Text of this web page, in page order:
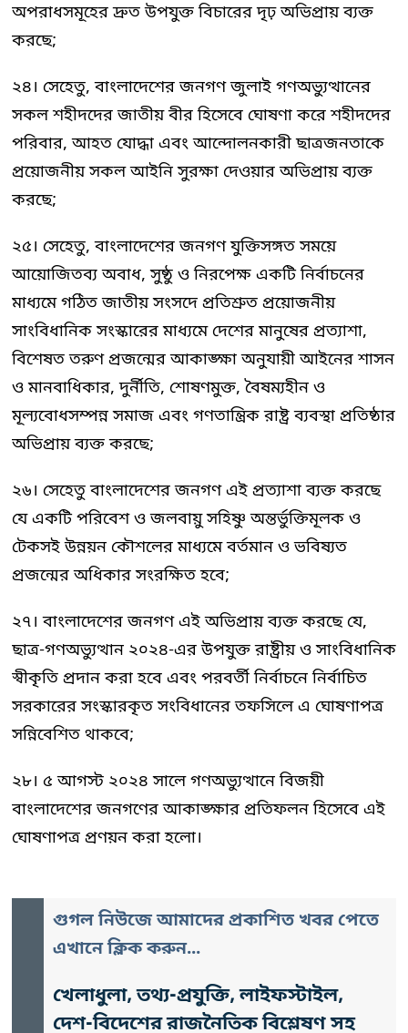
অপরাধসমূহের দ্রুত উপযুক্ত বিচারের দৃঢ় অভিপ্রায় ব্যক্ত
করছে;
২৪। সেহেতু, বাংলাদেশের জনগণ জুলাই গণঅভ্যুত্থানের
সকল শহীদদের জাতীয় বীর হিসেবে ঘোষণা করে শহীদদের
পরিবার, আহত যোদ্ধা এবং আন্দোলনকারী ছাত্রজনতাকে
প্রয়োজনীয় সকল আইনি সুরক্ষা দেওয়ার অভিপ্রায় ব্যক্ত
করছে;
২৫। সেহেতু, বাংলাদেশের জনগণ যুক্তিসঙ্গত সময়ে
আয়োজিতব্য অবাধ, সুষ্ঠু ও নিরপেক্ষ একটি নির্বাচনের
মাধ্যমে গঠিত জাতীয় সংসদে প্রতিশ্রুত প্রয়োজনীয়
সাংবিধানিক সংস্কারের মাধ্যমে দেশের মানুষের প্রত্যাশা,
বিশেষত তরুণ প্রজন্মের আকাঙ্ক্ষা অনুযায়ী আইনের শাসন
ও মানবাধিকার, দুর্নীতি, শোষণমুক্ত, বৈষম্যহীন ও
মূল্যবোধসম্পন্ন সমাজ এবং গণতান্ত্রিক রাষ্ট্র ব্যবস্থা প্রতিষ্ঠার
অভিপ্রায় ব্যক্ত করছে;
২৬। সেহেতু বাংলাদেশের জনগণ এই প্রত্যাশা ব্যক্ত করছে
যে একটি পরিবেশ ও জলবায়ু সহিষ্ণু অন্তর্ভুক্তিমূলক ও
টেকসই উন্নয়ন কৌশলের মাধ্যমে বর্তমান ও ভবিষ্যত
প্রজন্মের অধিকার সংরক্ষিত হবে;
২৭। বাংলাদেশের জনগণ এই অভিপ্রায় ব্যক্ত করছে যে,
ছাত্র-গণঅভ্যুত্থান ২০২৪-এর উপযুক্ত রাষ্ট্রীয় ও সাংবিধানিক
স্বীকৃতি প্রদান করা হবে এবং পরবর্তী নির্বাচনে নির্বাচিত
সরকারের সংস্কারকৃত সংবিধানের তফসিলে এ ঘোষণাপত্র
সন্নিবেশিত থাকবে;
২৮। ৫ আগস্ট ২০২৪ সালে গণঅভ্যুত্থানে বিজয়ী
বাংলাদেশের জনগণের আকাঙ্ক্ষার প্রতিফলন হিসেবে এই
ঘোষণাপত্র প্রণয়ন করা হলো।
গুগল নিউজে আমাদের প্রকাশিত খবর পেতে
এখানে ক্লিক করুন...
খেলাধুলা, তথ্য-প্রযুক্তি, লাইফস্টাইল,
দেশ-বিদেশের রাজনৈতিক বিশ্লেষণ সহ